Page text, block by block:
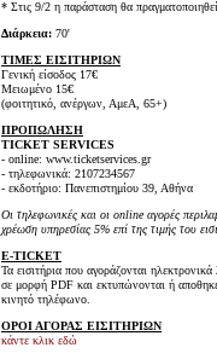
* Στις 9/2 η παράσταση θα
Διάρκεια: 70'
ΤΙΜΕΣ ΕΙΣΙΤΗΡΙΩΝ
Γενική είσοδος 17€
Μειωμένο 15€
(φοιτητικό, ανέργων, ΑμεΑ, 65+)
ΠΡΟΠΩΛΗΣΗ
TICKET SERVICES
- online: www.ticketservices.gr
- τηλεφωνικά: 2107234567
- εκδοτήριο: Πανεπιστημίου 39, Αθήνα
Οι τηλεφωνικές και οι online αγορές
χρέωση υπηρεσίας 5% επί της τιμής του
E-TICKET
Τα εισιτήρια που αγοράζονται ηλεκτρονικά
σε μορφή PDF και εκτυπώνονται ή
κινητό τηλέφωνο.
ΟΡΟΙ ΑΓΟΡΑΣ ΕΙΣΙΤΗΡΙΩΝ
κάντε κλικ εδώ